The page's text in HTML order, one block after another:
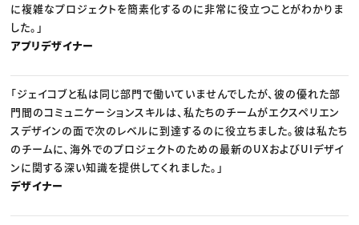
に複雑なプロジェクトを簡素化するのに非常に役立つことがわかりま
した。」
アプリデザイナー
「ジェイコブと私は同じ部門で働いていませんでしたが、彼の優れた部
門間のコミュニケーションスキルは、私たちのチームがエクスペリエン
スデザインの面で次のレベルに到達するのに役立ちました。彼は私たち
のチームに、海外でのプロジェクトのための最新のUXおよびUIデザイ
ンに関する深い知識を提供してくれました。」
デザイナー